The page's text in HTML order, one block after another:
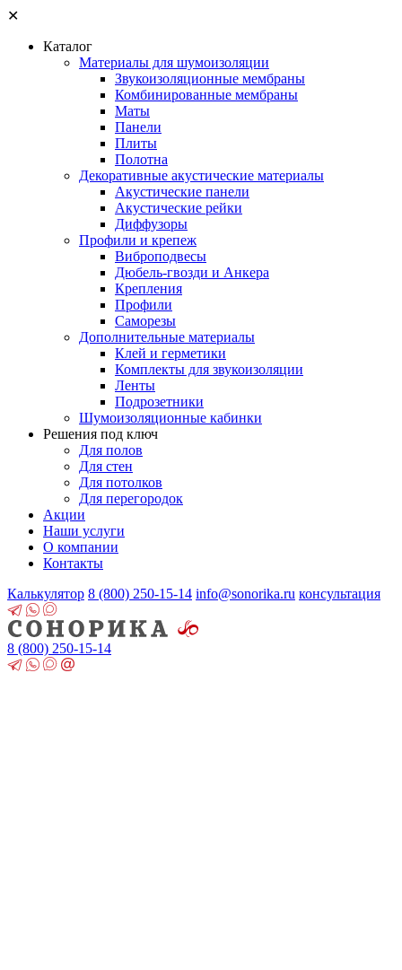
✕
Каталог
Материалы для шумоизоляции
Звукоизоляционные мембраны
Комбинированные мембраны
Маты
Панели
Плиты
Полотна
Декоративные акустические материалы
Акустические панели
Акустические рейки
Диффузоры
Профили и крепеж
Виброподвесы
Дюбель-гвозди и Анкера
Крепления
Профили
Саморезы
Дополнительные материалы
Клей и герметики
Комплекты для звукоизоляции
Ленты
Подрозетники
Шумоизоляционные кабинки
Решения под ключ
Для полов
Для стен
Для потолков
Для перегородок
Акции
Наши услуги
О компании
Контакты
Калькулятор 8 (800) 250-15-14 info@sonorika.ru консультация
8 (800) 250-15-14